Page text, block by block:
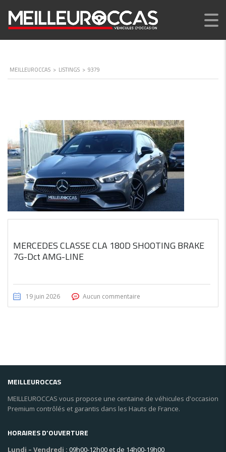
MEILLEUROCCAS > LISTINGS > 9379
MERCEDES CLASSE CLA 180D SHOOTING BRAKE
7G-Dct AMG-LINE
19 juin 2026 Aucun commentaire
MEILLEUROCCAS
MEILLEUROCCAS vous propose une centaine de véhicules d'occasion
Premium contrôlés et garantis dans les Hauts de France.
HORAIRES D’OUVERTURE
Lundi – Vendredi : 09h00-12h00 et de 14h00-19h00